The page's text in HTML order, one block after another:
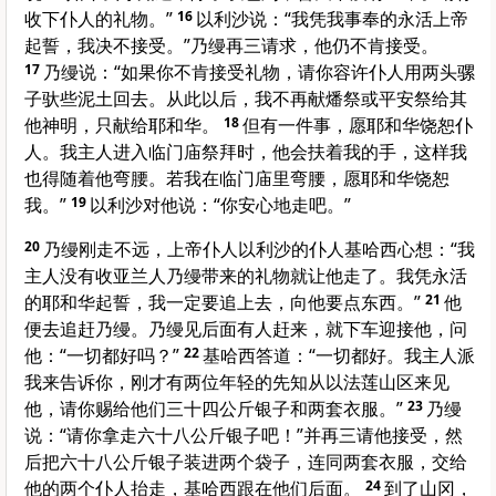
收下仆人的礼物。” 16 以利沙说：“我凭我事奉的永活上帝
起誓，我决不接受。”乃缦再三请求，他仍不肯接受。
17 乃缦说：“如果你不肯接受礼物，请你容许仆人用两头骡
子驮些泥土回去。从此以后，我不再献燔祭或平安祭给其
他神明，只献给耶和华。
18但有一件事，愿耶和华饶恕仆
人。我主人进入临门庙祭拜时，他会扶着我的手，这样我
也得随着他弯腰。若我在临门庙里弯腰，愿耶和华饶恕
我。” 19 以利沙对他说：“你安心地走吧。”
20 乃缦刚走不远，上帝仆人以利沙的仆人基哈西心想：“我
主人没有收亚兰人乃缦带来的礼物就让他走了。我凭永活
的耶和华起誓，我一定要追上去，向他要点东西。” 21 他
便去追赶乃缦。乃缦见后面有人赶来，就下车迎接他，问
他：“一切都好吗？” 22基哈西答道：“一切都好。我主人派
我来告诉你，刚才有两位年轻的先知从以法莲山区来见
他，请你赐给他们三十四公斤银子和两套衣服。” 23 乃缦
说：“请你拿走六十八公斤银子吧！”并再三请他接受，然
后把六十八公斤银子装进两个袋子，连同两套衣服，交给
他的两个仆人抬走，基哈西跟在他们后面。
24到了山冈，